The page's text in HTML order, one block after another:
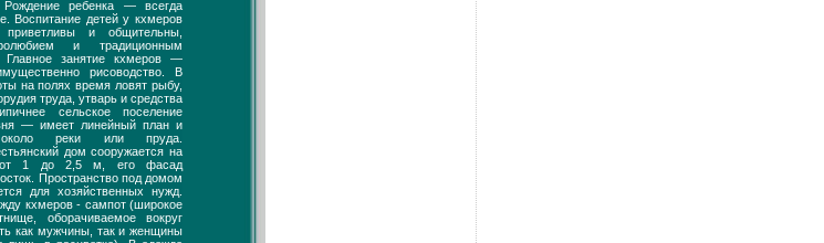
ребенка — всегда
Воспитание детей у кхмеров
и общительны,
и традиционным
Главное занятие кхмеров —
рисоводство. В
на полях время ловят рыбу,
труда, утварь и средства
сельское поселение
— имеет линейный план и
около реки или пруда.
дом сооружается на
от 1 до 2,5 м, его фасад
Пространство под домом
для хозяйственных нужд.
кхмеров - сампот (широкое
оборачиваемое вокруг
как мужчины, так и женщины